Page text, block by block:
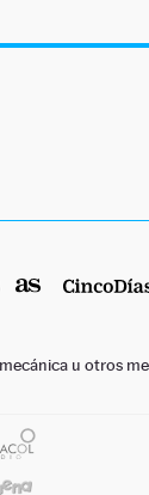
u otros